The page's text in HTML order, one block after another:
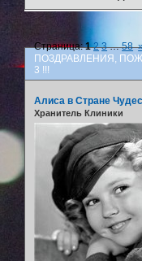
ПОЗДРАВЛЕНИЯ,
3 !!!
Страница:1 2 3 … 58
Алиса в Стране Чудес
Хранитель Клиники